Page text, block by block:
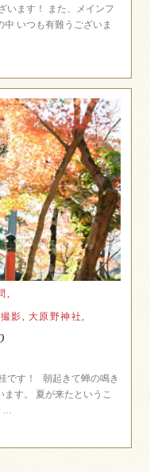
います！ また、メインフ
いつも有難うございま
,
影, 大原野神社,
です！ 朝起きて蝉の鳴き
す。 夏が来たというこ
…